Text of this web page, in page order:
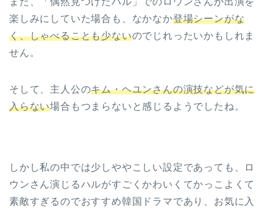
楽しみにしていた場合も、なかなか登場シーンがな
く、しゃべることも少ないのでじれったいかもしれま
せん。
そして、主人公のキム・ヘユンさんの演技などが気に
入らない場合もつまらないと感じるようでしたね。
しかし私の中では少しややこしい設定であっても、ロ
ウンさん演じるハルがすごくかわいくてかっこよくて
素敵すぎるのでおすすめ韓国ドラマであり、お気に入